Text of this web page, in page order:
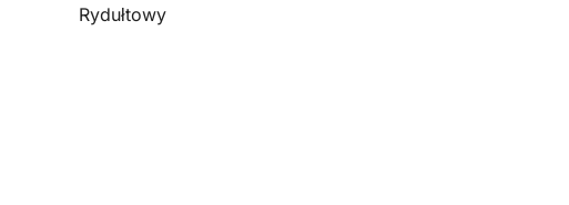
Rydułtowy